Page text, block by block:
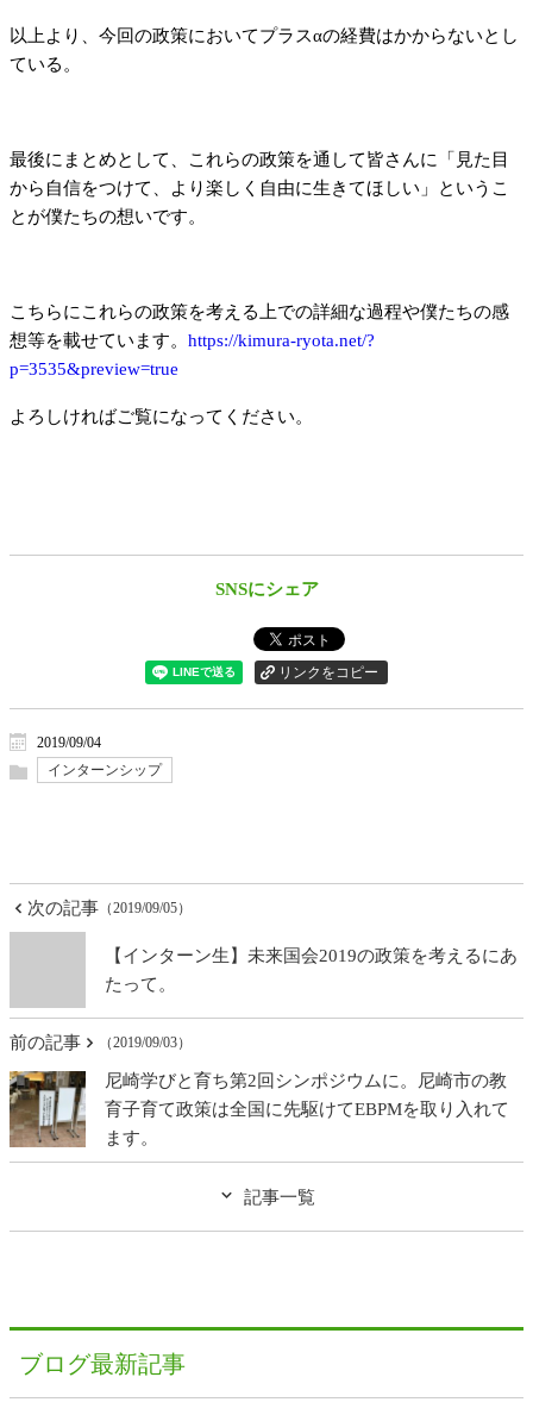
以上より、今回の政策においてプラスαの経費はかからないとし
ている。
最後にまとめとして、これらの政策を通して皆さんに「見た目
から自信をつけて、より楽しく自由に生きてほしい」というこ
とが僕たちの想いです。
こちらにこれらの政策を考える上での詳細な過程や僕たちの感
想等を載せています。 https://kimura-ryota.net/?
p=3535&preview=true
よろしければご覧になってください。
SNSにシェア
2019/09/04
インターンシップ
次の記事 （2019/09/05）
【インターン生】未来国会2019の政策を考えるにあ
たって。
前の記事 （2019/09/03）
尼崎学びと育ち第2回シンポジウムに。尼崎市の教
育子育て政策は全国に先駆けてEBPMを取り入れて
ます。
記事一覧
ブログ最新記事